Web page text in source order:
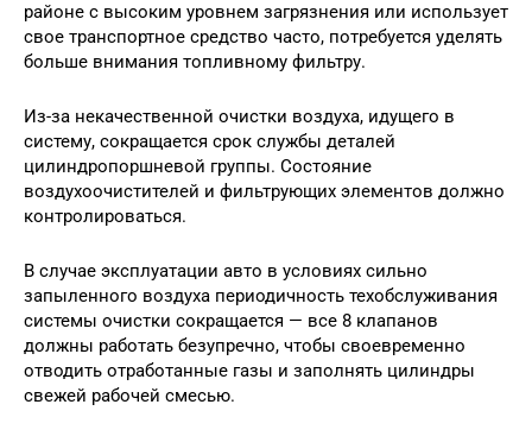
районе с высоким уровнем загрязнения или использует
свое транспортное средство часто, потребуется уделять
больше внимания топливному фильтру.
Из-за некачественной очистки воздуха, идущего в
систему, сокращается срок службы деталей
цилиндропоршневой группы. Состояние
воздухоочистителей и фильтрующих элементов должно
контролироваться.
В случае эксплуатации авто в условиях сильно
запыленного воздуха периодичность техобслуживания
системы очистки сокращается — все 8 клапанов
должны работать безупречно, чтобы своевременно
отводить отработанные газы и заполнять цилиндры
свежей рабочей смесью.